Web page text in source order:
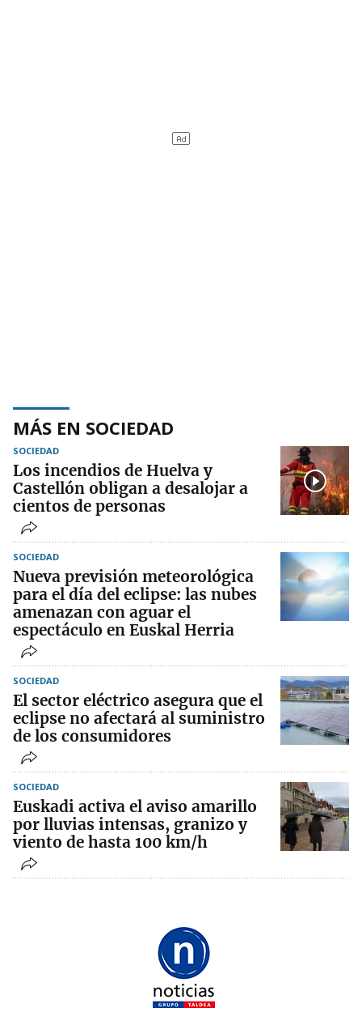
MÁS EN SOCIEDAD
SOCIEDAD
Los incendios de Huelva y
Castellón obligan a desalojar a
cientos de personas
SOCIEDAD
Nueva previsión meteorológica
para el día del eclipse: las nubes
amenazan con aguar el
espectáculo en Euskal Herria
SOCIEDAD
El sector eléctrico asegura que el
eclipse no afectará al suministro
de los consumidores
SOCIEDAD
Euskadi activa el aviso amarillo
por lluvias intensas, granizo y
viento de hasta 100 km/h